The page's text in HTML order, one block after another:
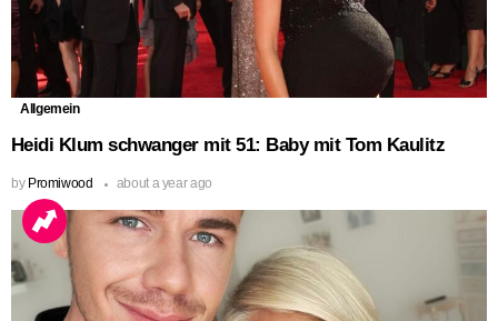
Allgemein
Heidi Klum schwanger mit 51: Baby mit Tom Kaulitz
by Promiwood about a year ago